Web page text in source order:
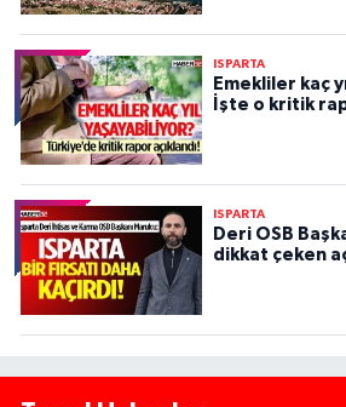
ISPARTA
Emekliler kaç
İşte o kritik
ISPARTA
Deri OSB
dikkat çeken